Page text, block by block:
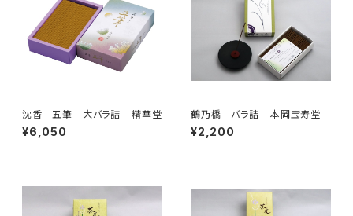
沈香 五筆 大バラ詰 – 精華堂
¥6,050
鶴乃橋 バラ詰 – 本岡宝寿堂
¥2,200